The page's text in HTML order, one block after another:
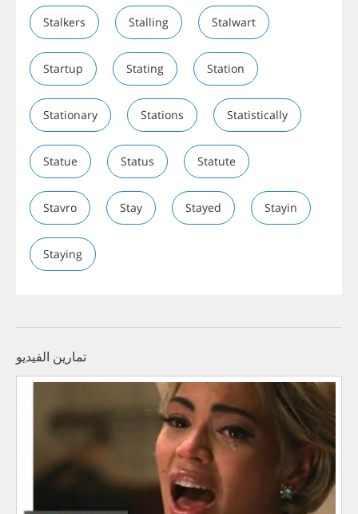
Stalkers Stalling Stalwart
Startup Stating Station
Stationary Stations Statistically
Statue Status Statute
Stavro Stay Stayed Stayin
Staying
تمارين الفيديو